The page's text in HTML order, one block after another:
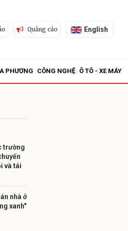
Quảng cáo English
PHƯƠNG CÔNG NGHỆ Ô TÔ - XE MÁY
trường
và tái
nhà ở
xanh"